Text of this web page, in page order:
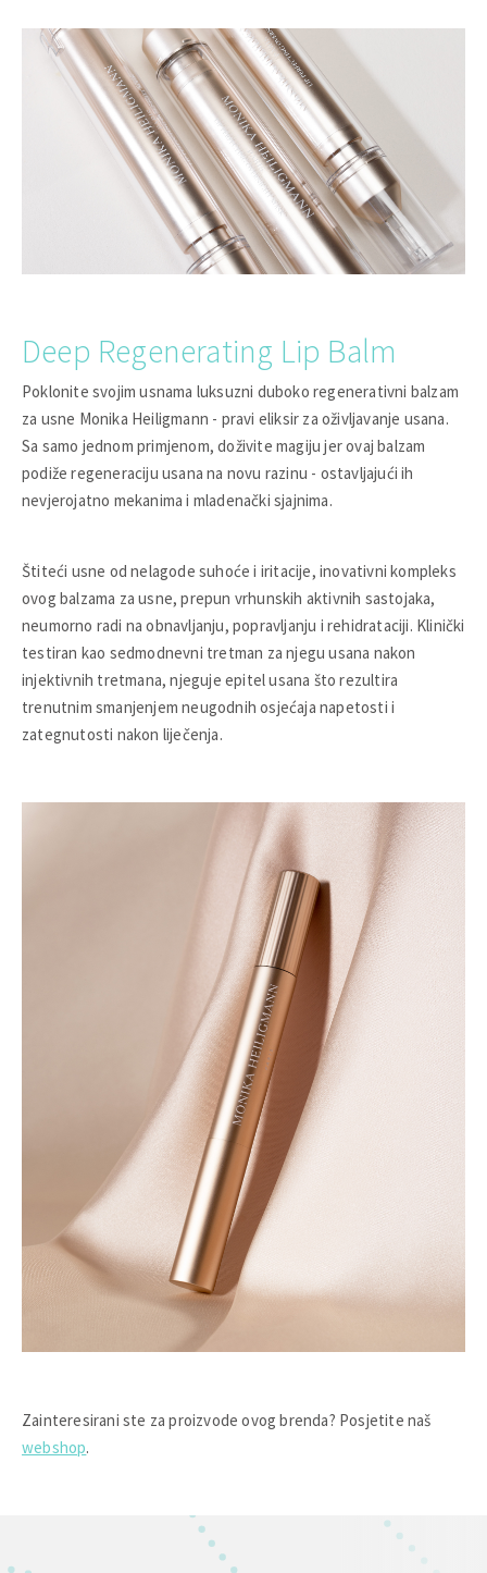
Deep Regenerating Lip Balm
Poklonite svojim usnama luksuzni duboko regenerativni balzam
za usne Monika Heiligmann - pravi eliksir za oživljavanje usana.
Sa samo jednom primjenom, doživite magiju jer ovaj balzam
podiže regeneraciju usana na novu razinu - ostavljajući ih
nevjerojatno mekanima i mladenački sjajnima.
Štiteći usne od nelagode suhoće i iritacije, inovativni kompleks
ovog balzama za usne, prepun vrhunskih aktivnih sastojaka,
neumorno radi na obnavljanju, popravljanju i rehidrataciji. Klinički
testiran kao sedmodnevni tretman za njegu usana nakon
injektivnih tretmana, njeguje epitel usana što rezultira
trenutnim smanjenjem neugodnih osjećaja napetosti i
zategnutosti nakon liječenja.
Zainteresirani ste za proizvode ovog brenda? Posjetite naš
webshop.